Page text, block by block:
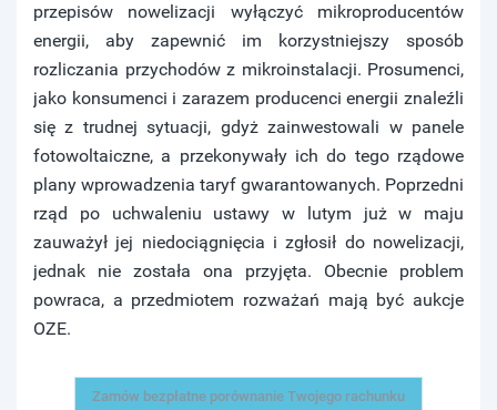
przepisów nowelizacji wyłączyć mikroproducentów
energii, aby zapewnić im korzystniejszy sposób
rozliczania przychodów z mikroinstalacji. Prosumenci,
jako konsumenci i zarazem producenci energii znaleźli
się z trudnej sytuacji, gdyż zainwestowali w panele
fotowoltaiczne, a przekonywały ich do tego rządowe
plany wprowadzenia taryf gwarantowanych. Poprzedni
rząd po uchwaleniu ustawy w lutym już w maju
zauważył jej niedociągnięcia i zgłosił do nowelizacji,
jednak nie została ona przyjęta. Obecnie problem
powraca, a przedmiotem rozważań mają być aukcje
OZE.
Zamów bezpłatne porównanie Twojego rachunku